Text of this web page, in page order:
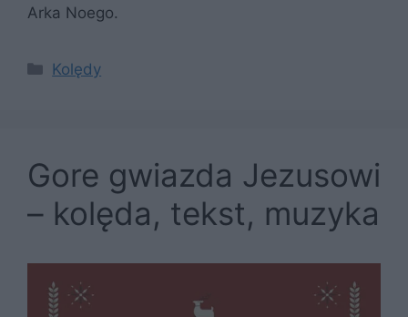
Arka Noego.
Kategorie
Kolędy
Gore gwiazda Jezusowi
– kolęda, tekst, muzyka